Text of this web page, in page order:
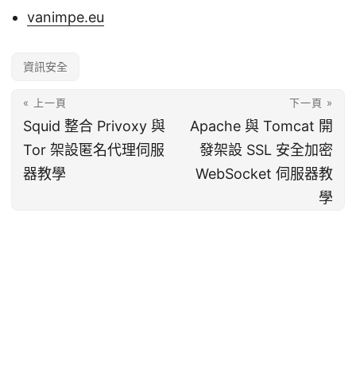
vanimpe.eu
資訊安全
« 上一頁
Squid 整合 Privoxy 與
Tor 架設匿名代理伺服
器教學
下一頁 »
Apache 與 Tomcat 開
發架設 SSL 安全加密
WebSocket 伺服器教
學